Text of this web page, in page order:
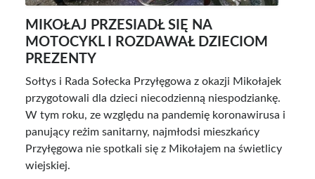
MIKOŁAJ PRZESIADŁ SIĘ NA
MOTOCYKL I ROZDAWAŁ DZIECIOM
PREZENTY
Sołtys i Rada Sołecka Przyłęgowa z okazji Mikołajek
przygotowali dla dzieci niecodzienną niespodziankę.
W tym roku, ze względu na pandemię koronawirusa i
panujący reżim sanitarny, najmłodsi mieszkańcy
Przyłęgowa nie spotkali się z Mikołajem na świetlicy
wiejskiej.